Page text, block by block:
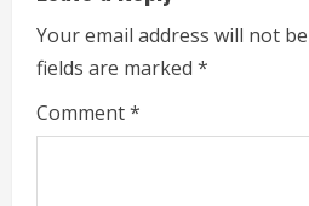
e
R
e
Your email address will not
fields are marked *
Comment*